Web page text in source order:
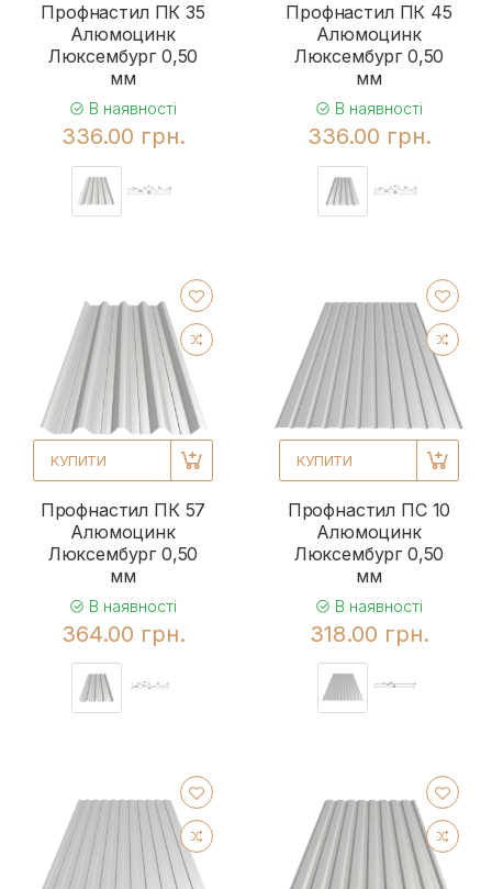
Профнастил ПК 35
Алюмоцинк
Люксембург 0,50
мм
В наявності
336.00 грн.
Профнастил ПК 45
Алюмоцинк
Люксембург 0,50
мм
В наявності
336.00 грн.
КУПИТИ
Профнастил ПК 57
Алюмоцинк
Люксембург 0,50
мм
В наявності
364.00 грн.
КУПИТИ
Профнастил ПС 10
Алюмоцинк
Люксембург 0,50
мм
В наявності
318.00 грн.